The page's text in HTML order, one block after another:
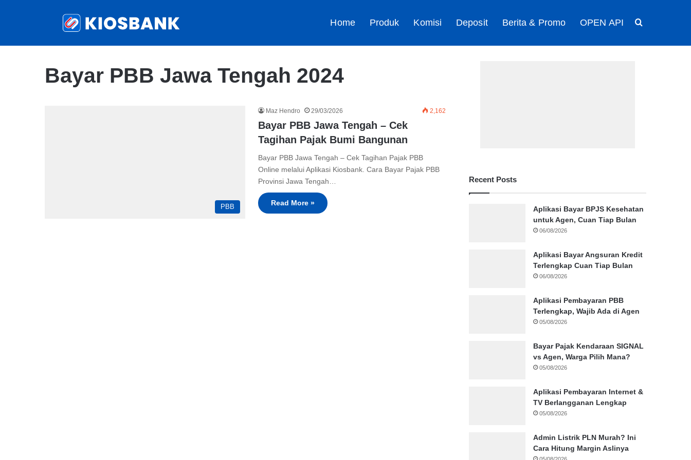
Home Produk Komisi Deposit Berita & Promo OPEN API
Bayar PBB Jawa Tengah 2024
PBB
Maz Hendro 29/03/2026 2,162
Bayar PBB Jawa Tengah – Cek
Tagihan Pajak Bumi Bangunan
Bayar PBB Jawa Tengah – Cek Tagihan Pajak PBB
Online melalui Aplikasi Kiosbank. Cara Bayar Pajak PBB
Provinsi Jawa Tengah…
Read More »
Recent Posts
Aplikasi Bayar BPJS Kesehatan
untuk Agen, Cuan Tiap Bulan
06/08/2026
Aplikasi Bayar Angsuran Kredit
Terlengkap Cuan Tiap Bulan
06/08/2026
Aplikasi Pembayaran PBB
Terlengkap, Wajib Ada di Agen
05/08/2026
Bayar Pajak Kendaraan SIGNAL
vs Agen, Warga Pilih Mana?
05/08/2026
Aplikasi Pembayaran Internet &
TV Berlangganan Lengkap
05/08/2026
Admin Listrik PLN Murah? Ini
Cara Hitung Margin Aslinya